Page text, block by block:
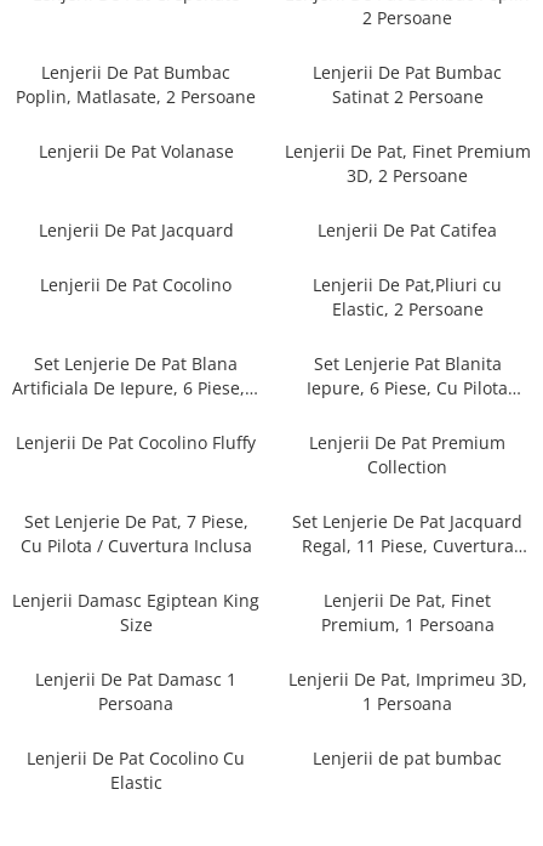
Lenjerii De Pat Creponate
Lenjerii De Pat Bumbac Poplin 2
Lenjerii De Pat Bumbac Satinat 2
Lenjerii De Pat Volanase
2 Persoane
Lenjerii De Pat Jacquard
Lenjerii De Pat Catifea
Set Lenjerie De Pat Blana
Artificiala De Iepure, 6 Piese, 2
Persoane
Piese, Cu Pilota Inclusa
Lenjerii De Pat Premium Collection
Set Lenjerie De Pat, 7 Piese, Cu
Pilota / Cuvertura Inclusa
11 Piese, Cuvertura Inclusa
Lenjerii Damasc Egiptean King Size
2 Persoane
Lenjerii De Pat Bumbac
Poplin, Matlasate, 2 Persoane
Lenjerii De Pat Bumbac
Satinat 2 Persoane
Lenjerii De Pat Volanase
Lenjerii De Pat, Finet Premium
3D, 2 Persoane
Lenjerii De Pat Jacquard Lenjerii De Pat Catifea
Lenjerii De Pat Cocolino
Lenjerii De Pat,Pliuri cu
Elastic, 2 Persoane
Set Lenjerie De Pat Blana
Artificiala De Iepure, 6 Piese, 2
Set Lenjerie Pat Blanita
Iepure, 6 Piese, Cu Pilota
Lenjerii De Pat Cocolino Fluffy
Lenjerii De Pat Premium
Collection
Set Lenjerie De Pat, 7 Piese,
Cu Pilota / Cuvertura Inclusa
Set Lenjerie De Pat Jacquard
Regal, 11 Piese, Cuvertura
Lenjerii Damasc Egiptean King
Size
Lenjerii De Pat, Finet
Premium, 1 Persoana
Lenjerii De Pat Damasc 1
Persoana
Lenjerii De Pat, Imprimeu 3D,
1 Persoana
Lenjerii De Pat Cocolino Cu
Elastic
Lenjerii de pat bumbac